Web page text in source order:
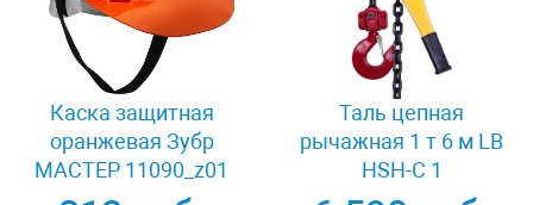
Каска защитная
оранжевая Зубр
МАСТЕР 11090_z01
Таль цепная
рычажная 1 т 6 м LB
HSH-C 1